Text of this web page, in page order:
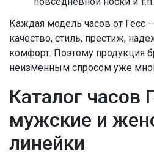
Каждая модель часов от Гесс
качество, стиль, престиж,
комфорт. Поэтому продукция
неизменным спросом уже
Каталог часов
мужские и
линейки